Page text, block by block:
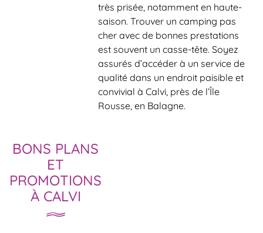
très prisée, notamment en haute-
saison. Trouver un camping pas
cher avec de bonnes prestations
est souvent un casse-tête. Soyez
assurés d’accéder à un service de
qualité dans un endroit paisible et
convivial à Calvi, près de l’Île
Rousse, en Balagne.
BONS PLANS
ET
PROMOTIONS
À CALVI